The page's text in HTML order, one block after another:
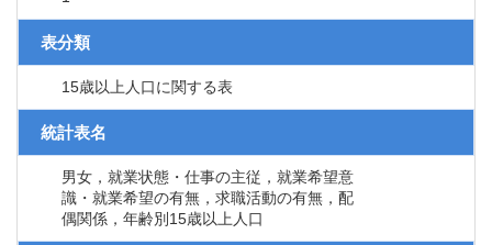
表分類
15歳以上人口に関する表
統計表名
男女，就業状態・仕事の主従，就業希望意
識・就業希望の有無，求職活動の有無，配
偶関係，年齢別15歳以上人口